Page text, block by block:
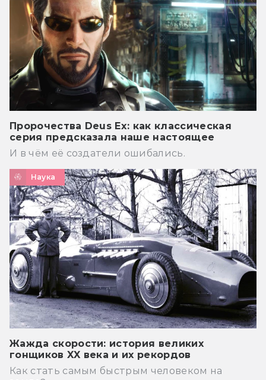
Пророчества Deus Ex: как классическая
серия предсказала наше настоящее
И в чём её создатели ошибались.
Наука
Жажда скорости: история великих
гонщиков XX века и их рекордов
Как стать самым быстрым человеком на